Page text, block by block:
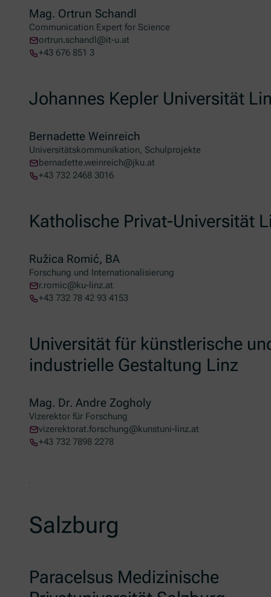
Mag. Ortrun Schandl
Communication Expert for Science
ortrun.schandl@it-u.at
+43 676 851 3
Johannes Kepler Universität
Bernadette Weinreich
Universitätskommunikation, Schulprojekte
bernadette.weinreich@jku.at
+43 732 2468 3016
Katholische Privat-Universität
Ružica Romić, BA
Forschung und Internationalisierung
r.romic@ku-linz.at
+43 732 78 42 93 4153
Universität für künstlerische
industrielle Gestaltung Linz
Mag. Dr. Andre Zogholy
Vizerektor für Forschung
vizerektorat.forschung@kunstuni-linz.at
+43 732 7898 2278
Salzburg
Paracelsus Medizinische